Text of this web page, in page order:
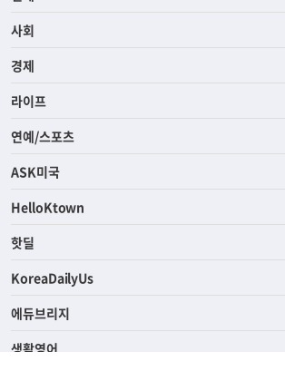
전체
사회
경제
라이프
연예/스포츠
ASK미국
HelloKtown
핫딜
KoreaDailyUs
에듀브리지